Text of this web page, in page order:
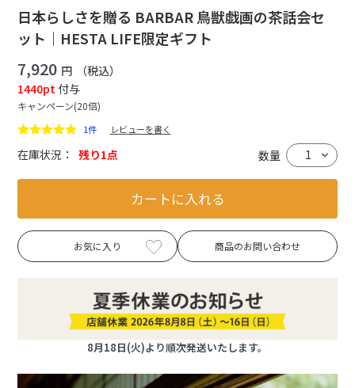
日本らしさを贈る BARBAR 鳥獣戯画の茶話会セ
ット｜HESTA LIFE限定ギフト
7,920 円
（税込）
1440pt 付与
キャンペーン(20倍)
1件 レビューを書く
在庫状況： 残り1点 数量
カートに入れる
お気に入り 商品のお問い合わせ
8月18日(火)より順次発送いたします。